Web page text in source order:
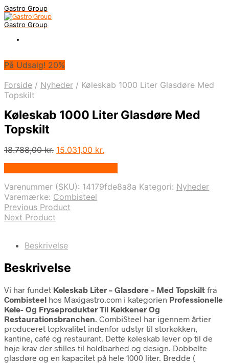
Gastro Group
Gastro Group
På Udsalg! 20%
Forside / Nyheder / Køleskab 1000 Liter Glasdøre Med
Topskilt
Køleskab 1000 Liter Glasdøre Med
Topskilt
18.788,00kr. Den
18.788,00 kr..
15.031,00 kr.
15.031,00 kr..
Varenummer (SKU): 14179fde8a8a Kategori: Nyheder
Varemærke: Combisteel
Previous Product
Next Product
Beskrivelse
Beskrivelse
Vi har fundet Køleskab Liter – Glasdøre – Med Topskilt fra
Combisteel hos Maxigastro.com i kategorien Professionelle
Køle- Og Fryseprodukter Til Køkkener Og
Restaurationsbranchen. CombiSteel har igennem årtier
produceret topkvalitet indenfor udstyr til storkøkken,
kantine, café og restaurant. Dette køleskab lever op til de
høje krav der stilles til holdbarhed og design. Dobbelte
glasdøre og en kapacitet på hele 1000 liter. Bredde (